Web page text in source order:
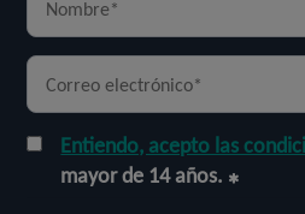
Entiendo, acepto las
mayor de 14 años.